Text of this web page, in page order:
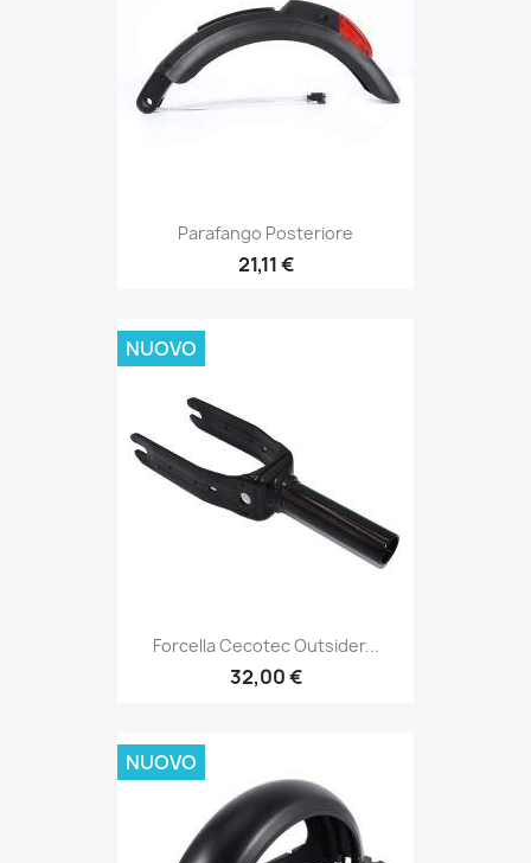
Parafango Posteriore
21,11 €
Forcella Cecotec Outsider...
32,00 €
NUOVO
NUOVO